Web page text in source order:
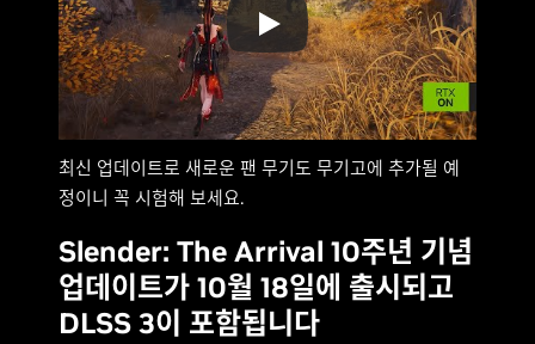
최신 업데이트로 새로운 팬 무기도 무기고에 추가될 예
정이니 꼭 시험해 보세요.
Slender: The Arrival 10주년 기념
업데이트가 10월 18일에 출시되고
DLSS 3이 포함됩니다